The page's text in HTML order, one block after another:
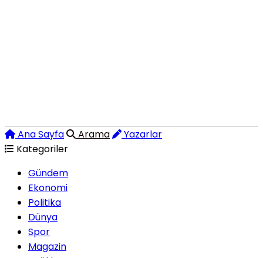
Ana Sayfa Arama
Yazarlar
Kategoriler
Gündem
Ekonomi
Politika
Dünya
Spor
Magazin